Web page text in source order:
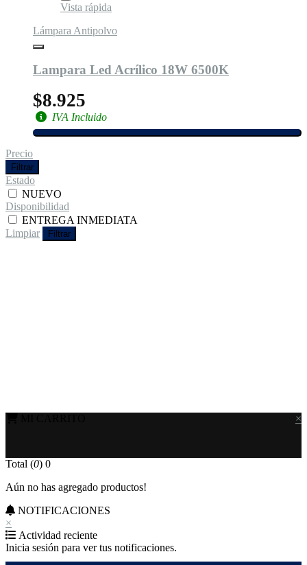
Vista rápida
Lámpara Antipolvo
Lampara Led Acrílico 18W 6500K
$8.925
IVA Incluido
Precio
Filtrar
Estado
NUEVO
Disponibilidad
ENTREGA INMEDIATA
Limpiar
Filtrar
×
Total (0) 0
Aún no has agregado productos!
NOTIFICACIONES
×
Actividad reciente
Inicia sesión para ver tus notificaciones.